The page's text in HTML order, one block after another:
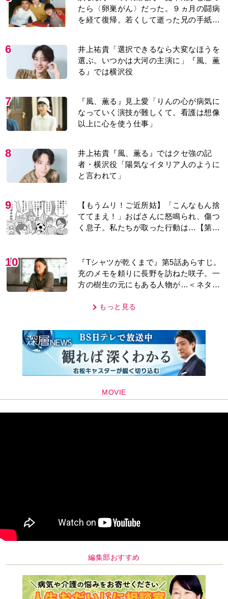
7
『風、薫る』見上愛「りんの心が病気に
以上に心を使う仕事」
8
井上祐貴『風、薫る』ではクセ強の記
と言われて」
9
【もうムリ！ご近所姑】「こんなもん捨
く息子。私たちが取った行動は…【第3
話】
10
方の樹生の元にもある人物が…＜ネタバ
レあり＞
もっと見る